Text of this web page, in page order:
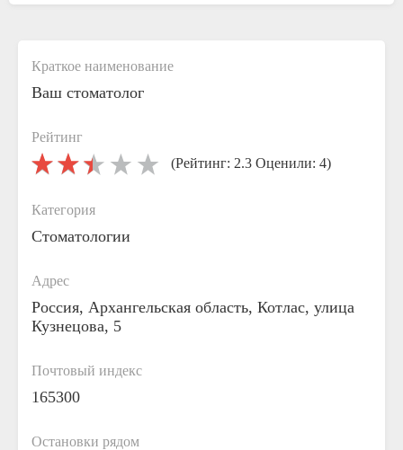
Краткое наименование
Ваш стоматолог
Рейтинг
(Рейтинг: 2.3 Оценили: 4)
Категория
Стоматологии
Адрес
Россия, Архангельская область, Котлас, улица
Кузнецова, 5
Почтовый индекс
165300
Остановки рядом